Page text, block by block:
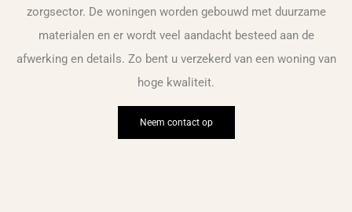
zorgsector. De woningen worden gebouwd met duurzame
materialen en er wordt veel aandacht besteed aan de
afwerking en details. Zo bent u verzekerd van een woning van
hoge kwaliteit.
Neem contact op